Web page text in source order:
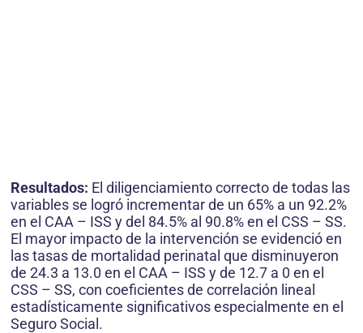
Resultados: El diligenciamiento correcto de todas las
variables se logró incrementar de un 65% a un 92.2%
en el CAA – ISS y del 84.5% al 90.8% en el CSS – SS.
El mayor impacto de la intervención se evidenció en
las tasas de mortalidad perinatal que disminuyeron
de 24.3 a 13.0 en el CAA – ISS y de 12.7 a 0 en el
CSS – SS, con coeficientes de correlación lineal
estadísticamente significativos especialmente en el
Seguro Social.